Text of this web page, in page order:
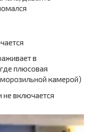
в
плюсовая
камерой)
не включается